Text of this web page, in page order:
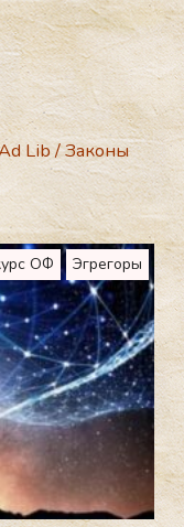
Lib/Законы
ОФ Эгрегоры